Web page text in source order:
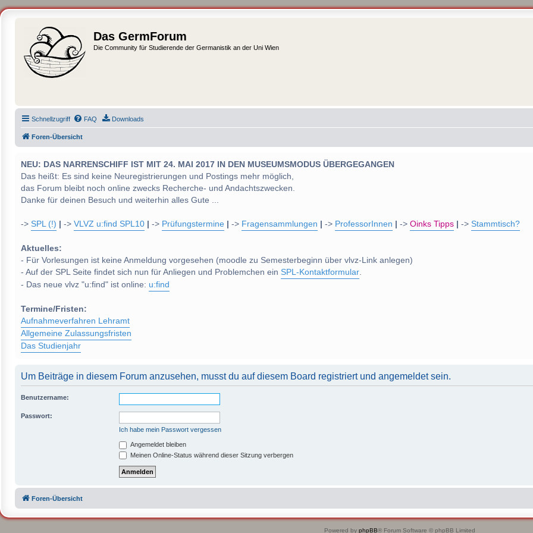
Das GermForum
Die Community für Studierende der Germanistik an der Uni Wien
Schnellzugriff FAQ Downloads
Foren-Übersicht
NEU: DAS NARRENSCHIFF IST MIT 24. MAI 2017 IN DEN MUSEUMSMODUS ÜBERGEGANGEN
Das heißt: Es sind keine Neuregistrierungen und Postings mehr möglich,
das Forum bleibt noch online zwecks Recherche- und Andachtszwecken.
Danke für deinen Besuch und weiterhin alles Gute ...
-> SPL (!) -> VLVZ u:find SPL10 -> Prüfungstermine -> Fragensammlungen -> ProfessorInnen -> Oinks Tipps -> Stammtisch?
Aktuelles:
- Für Vorlesungen ist keine Anmeldung vorgesehen (moodle zu Semesterbeginn über vlvz-Link anlegen)
- Auf der SPL Seite findet sich nun für Anliegen und Problemchen ein SPL-Kontaktformular.
- Das neue vlvz "u:find" ist online: u:find
Termine/Fristen:
Aufnahmeverfahren Lehramt
Allgemeine Zulassungsfristen
Das Studienjahr
Um Beiträge in diesem Forum anzusehen, musst du auf diesem Board registriert und angemeldet sein.
Benutzername:
Passwort:
Ich habe mein Passwort vergessen
Angemeldet bleiben
Meinen Online-Status während dieser Sitzung verbergen
Foren-Übersicht
Powered by phpBB® Forum Software © phpBB Limited